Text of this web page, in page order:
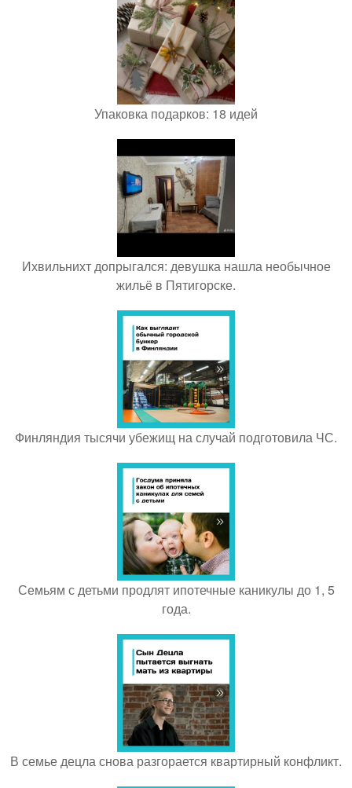
Упаковка подарков: 18 идей
Ихвильнихт допрыгался: девушка нашла необычное
жильё в Пятигорске.
Финляндия тысячи убежищ на случай подготовила ЧС.
Семьям с детьми продлят ипотечные каникулы до 1, 5
года.
В семье децла снова разгорается квартирный конфликт.